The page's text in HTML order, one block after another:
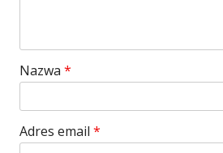
Nazwa *
Adres email *